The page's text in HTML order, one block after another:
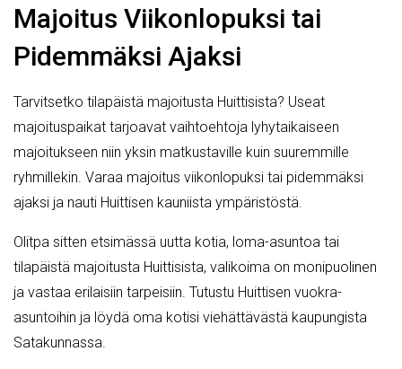
Majoitus Viikonlopuksi tai
Pidemmäksi Ajaksi
Tarvitsetko tilapäistä majoitusta Huittisista? Useat
majoituspaikat tarjoavat vaihtoehtoja lyhytaikaiseen
majoitukseen niin yksin matkustaville kuin suuremmille
ryhmillekin. Varaa majoitus viikonlopuksi tai pidemmäksi
ajaksi ja nauti Huittisen kauniista ympäristöstä.
Olitpa sitten etsimässä uutta kotia, loma-asuntoa tai
tilapäistä majoitusta Huittisista, valikoima on monipuolinen
ja vastaa erilaisiin tarpeisiin. Tutustu Huittisen vuokra-
asuntoihin ja löydä oma kotisi viehättävästä kaupungista
Satakunnassa.